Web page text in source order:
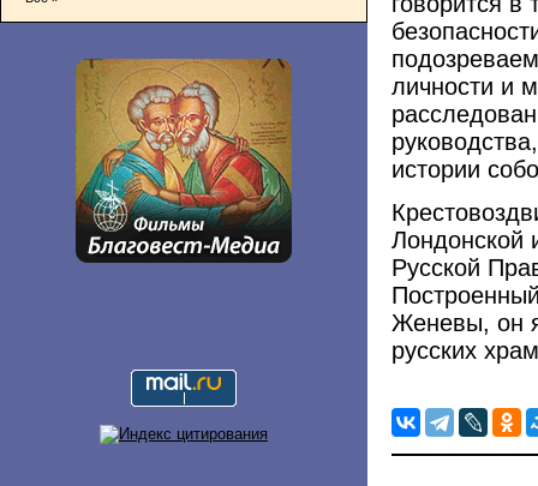
личности и
истории
Лондонской
Русской
Женевы, он
русских